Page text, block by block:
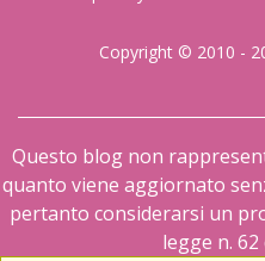
Copyright © 2010 -
Questo blog non
quanto viene aggiornato
pertanto considerarsi un
legge n.